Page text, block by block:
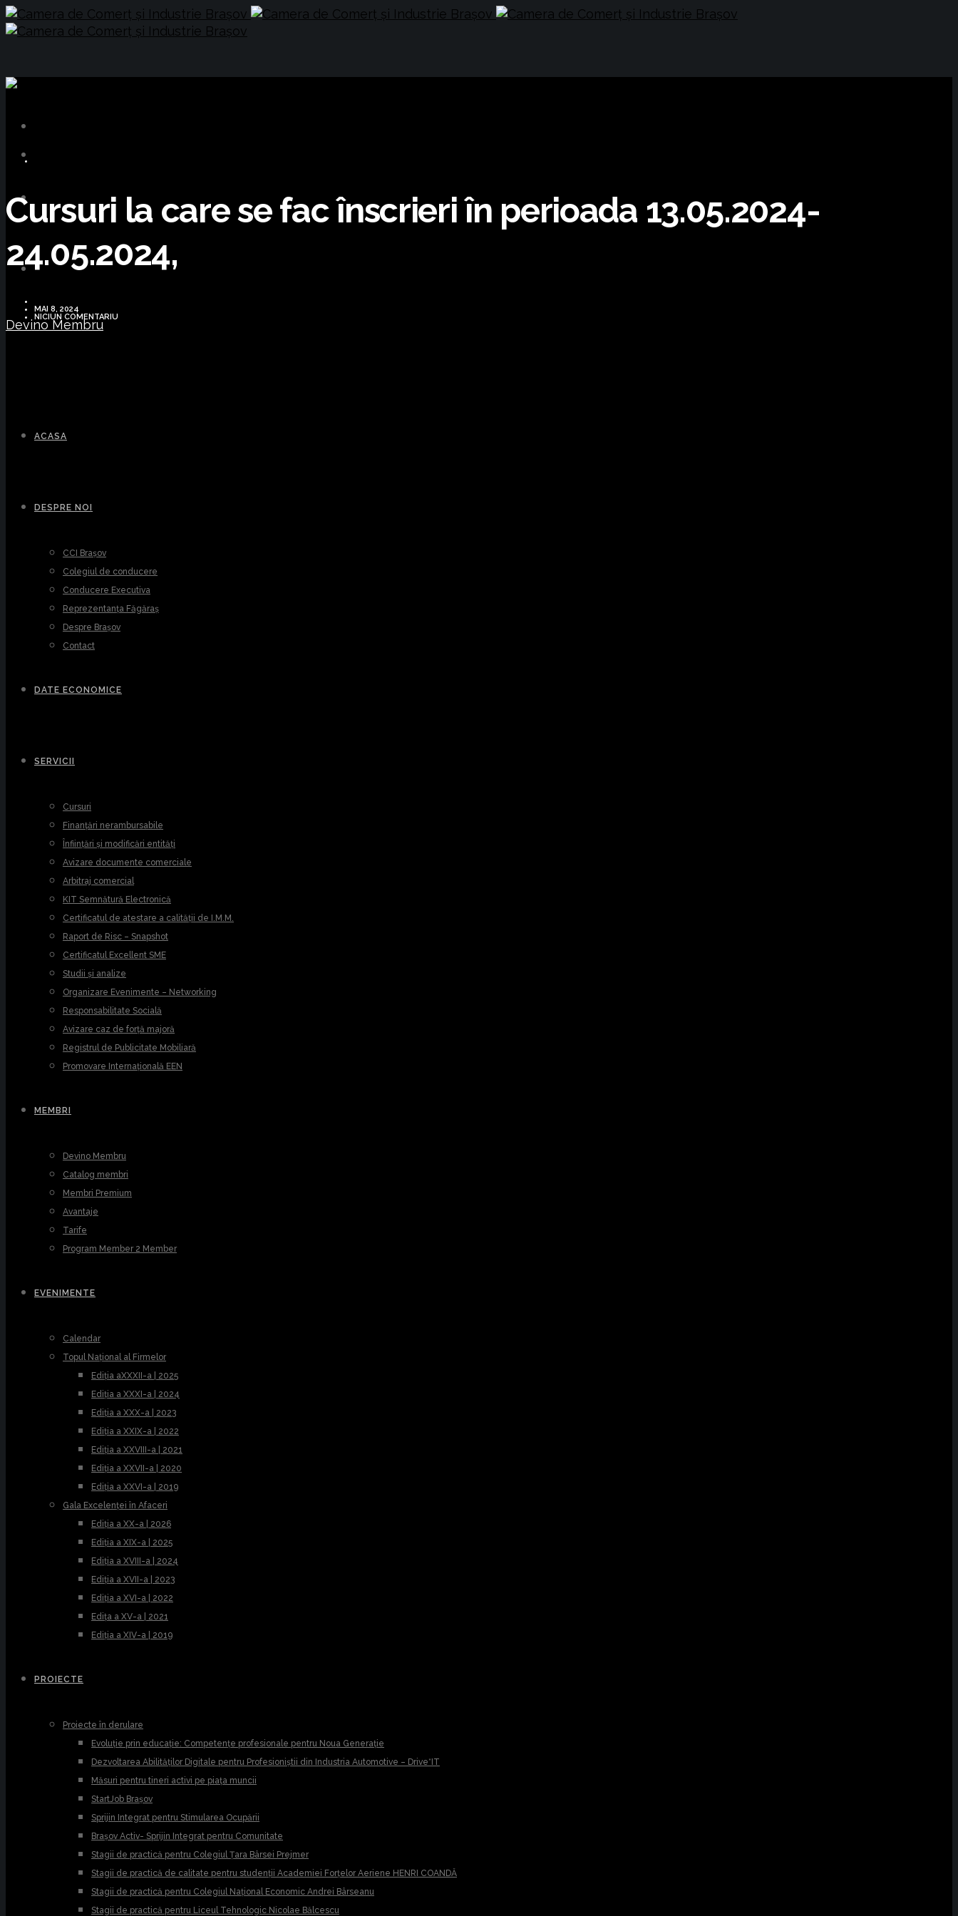
Devino Membru
ACASA
DESPRE NOI
CCI Brașov
Colegiul de conducere
Conducere Executiva
Reprezentanța Făgăraș
Despre Brașov
Contact
DATE ECONOMICE
SERVICII
Cursuri
Finanțări nerambursabile
Înființări și modificări entități
Avizare documente comerciale
Arbitraj comercial
KIT Semnătură Electronică
Certificatul de atestare a calității de I.M.M.
Raport de Risc – Snapshot
Certificatul Excellent SME
Studii și analize
Organizare Evenimente – Networking
Responsabilitate Socială
Avizare caz de forță majoră
Registrul de Publicitate Mobiliară
Promovare Internațională EEN
MEMBRI
Devino Membru
Catalog membri
Membri Premium
Avantaje
Tarife
Program Member 2 Member
EVENIMENTE
Calendar
Topul Național al Firmelor
Ediția aXXXII-a | 2025
Ediția a XXXI-a | 2024
Ediția a XXX-a | 2023
Ediția a XXIX-a | 2022
Ediția a XXVIII-a | 2021
Ediția a XXVII-a | 2020
Ediția a XXVI-a | 2019
Gala Excelenței în Afaceri
Ediția a XX-a | 2026
Ediția a XIX-a | 2025
Ediția a XVIII-a | 2024
Ediția a XVII-a | 2023
Ediția a XVI-a | 2022
Edița a XV-a | 2021
Ediția a XIV-a | 2019
PROIECTE
Proiecte în derulare
Evoluție prin educație: Competențe profesionale pentru Noua Generație
Dezvoltarea Abilităților Digitale pentru Profesioniștii din Industria Automotive – Drive*IT
Măsuri pentru tineri activi pe piața muncii
StartJob Brașov
Sprijin Integrat pentru Stimularea Ocupării
Brașov Activ- Sprijin Integrat pentru Comunitate
Stagii de practică pentru Colegiul Țara Bârsei Prejmer
Stagii de practică de calitate pentru studenții Academiei Forțelor Aeriene HENRI COANDĂ
Stagii de practică pentru Colegiul Național Economic Andrei Bârseanu
Stagii de practică pentru Liceul Tehnologic Nicolae Bălcescu
Cursuri la care se fac înscrieri în perioada 13.05.2024-
24.05.2024,
MAI 8, 2024
NICIUN COMENTARIU